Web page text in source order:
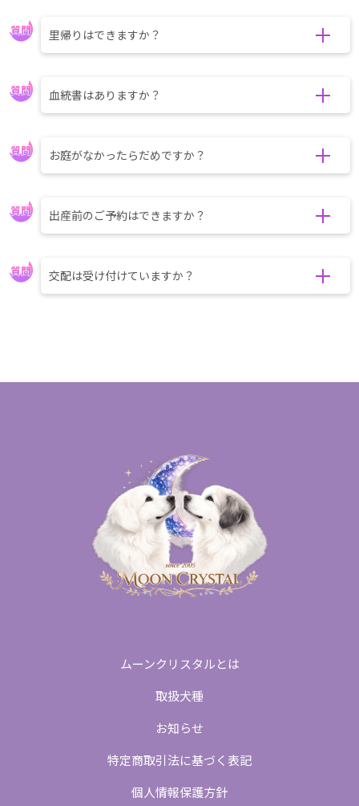
里帰りはできますか？
血統書はありますか？
お庭がなかったらだめですか？
出産前のご予約はできますか？
交配は受け付けていますか？
ムーンクリスタルとは
取扱犬種
お知らせ
特定商取引法に基づく表記
個人情報保護方針